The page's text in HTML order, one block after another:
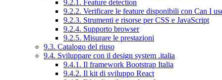
9.2.1. Feature detection
9.2.2. Verificare le feature disponibili con Can I
9.2.3. Strumenti e risorse per CSS e JavaScript
9.2.4. Supporto browser
9.2.5. Misurare le prestazioni
9.3. Catalogo del riuso
9.4. Sviluppare con il design system .italia
9.4.1. Il framework Bootstrap Italia
9.4.2. Il kit di sviluppo React